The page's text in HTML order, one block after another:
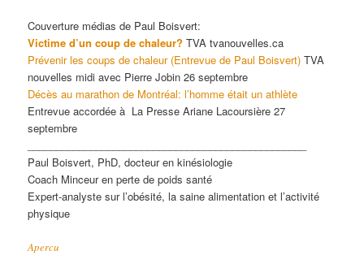
Couverture médias de Paul Boisvert:
Victime d’un coup de chaleur? TVAtvanouvelles.ca
Prévenir les coups de chaleur (Entrevue de Paul Boisvert)TVA
nouvelles midi avec Pierre Jobin 26 septembre
Décès au marathon de Montréal: l’homme était un athlète
Entrevue accordée à La Presse Ariane Lacoursière 27
septembre
Paul Boisvert, PhD, docteur en kinésiologie
Coach Minceur en perte de poids santé
Expert-analyste sur l’obésité, la saine alimentation et l’activité
physique
Apercu